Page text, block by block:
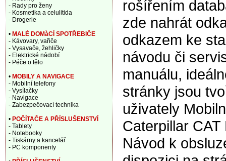
rošířením
zde nahrát
odkazem ke
návodu či
manuálu,
stránky jsou
uživately
Caterpillar
Návod k
- Rady pro ženy
- Kosmetika a celulitida
- Drogerie
• MALÉ DOMàCÍ SPOTŘEBIČE
- Kávovary, vařiče
- Vysavače, žehličky
- Elektrické nádobí
- Péče o tělo
• MOBILY A NAVIGACE
- Mobilní telefony
- Vysílačky
- Navigace
- Zabezpečovací technika
• POČÍTAČE A PŘÍSLUŠENSTVÍ
- Tablety
- Notebooky
- Tiskárny a kancelář
- PC komponenty